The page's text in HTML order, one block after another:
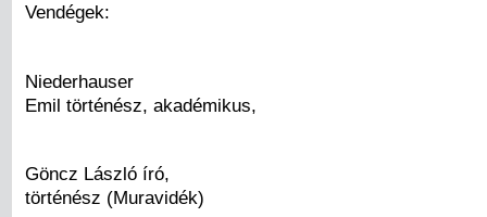
Vendégek:
Niederhauser
Emil történész, akadémikus,
Göncz László író,
történész (Muravidék)